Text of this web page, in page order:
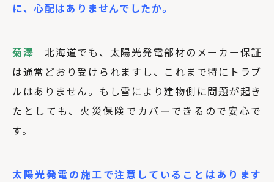
に、心配はありませんでしたか。
菊澤 北海道でも、太陽光発電部材のメーカー保証
は通常どおり受けられますし、これまで特にトラブ
ルはありません。もし雪により建物側に問題が起き
たとしても、火災保険でカバーできるので安心で
す。
太陽光発電の施工で注意していることはあります